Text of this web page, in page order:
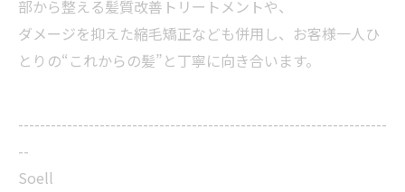
部から整える髪質改善トリートメントや、
ダメージを抑えた縮毛矯正なども併用し、お客様一人ひ
とりの“これからの髪”と丁寧に向き合います。
--------------------------------------------------------------------
--
Soell